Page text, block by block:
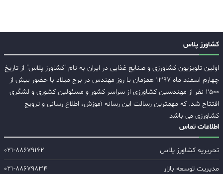
کشاورز پلاس
اولین تلویزیون کشاورزی و صنایع غذایی در ایران به نام "کشاورز پلاس" از تاریخ
چهارم اسفند ماه ۱۳۹۷ همزمان با روز مهندس در برج میلاد با حضور بیش از
۲۵۰۰ نفر از مهندسین کشاورزی از سراسر کشور و مسئولین کشوری و لشگری
افتتاح شد. که مهمترین رسالت این رسانه آموزش، اطلاع رسانی و ترویج
کشاورزی می باشد
اطلاعات تماس
تحریریه کشاورز پلاس
۰۲۱-۸۸۶۷۹۱۶۲
مدیریت توسعه بازار
۰۲۱-۸۸۶۷۹۸۳۴